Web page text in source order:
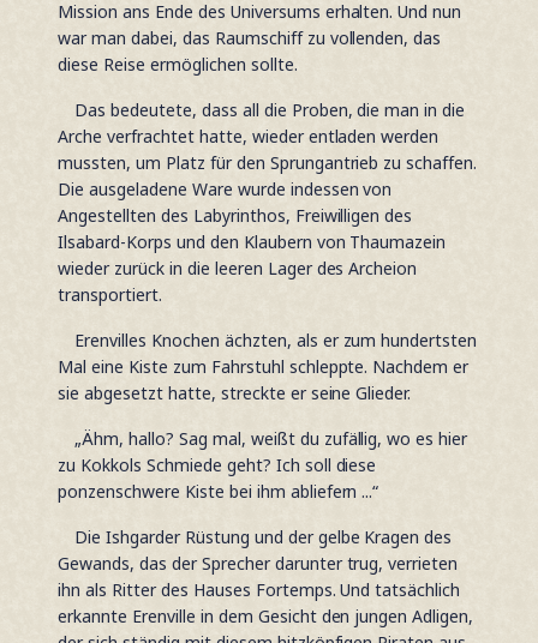
Mission ans Ende des Universums erhalten. Und nun
war man dabei, das Raumschiff zu vollenden, das
diese Reise ermöglichen sollte.
Das bedeutete, dass all die Proben, die man in die
Arche verfrachtet hatte, wieder entladen werden
mussten, um Platz für den Sprungantrieb zu schaffen.
Die ausgeladene Ware wurde indessen von
Angestellten des Labyrinthos, Freiwilligen des
Ilsabard-Korps und den Klaubern von Thaumazein
wieder zurück in die leeren Lager des Archeion
transportiert.
Erenvilles Knochen ächzten, als er zum hundertsten
Mal eine Kiste zum Fahrstuhl schleppte. Nachdem er
sie abgesetzt hatte, streckte er seine Glieder.
„Ähm, hallo? Sag mal, weißt du zufällig, wo es hier
zu Kokkols Schmiede geht? Ich soll diese
ponzenschwere Kiste bei ihm abliefern ...“
Die Ishgarder Rüstung und der gelbe Kragen des
Gewands, das der Sprecher darunter trug, verrieten
ihn als Ritter des Hauses Fortemps. Und tatsächlich
erkannte Erenville in dem Gesicht den jungen Adligen,